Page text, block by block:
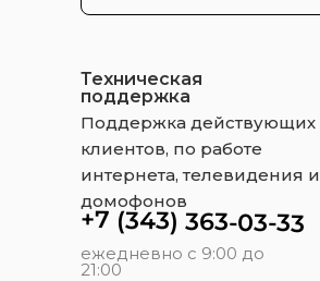
Техническая
поддержка
+7 (343) 363-03-33
ежедневно с 9:00 до
21:00
Поддержка действующих
клиентов, по работе
интернета, телевидения и
домофонов